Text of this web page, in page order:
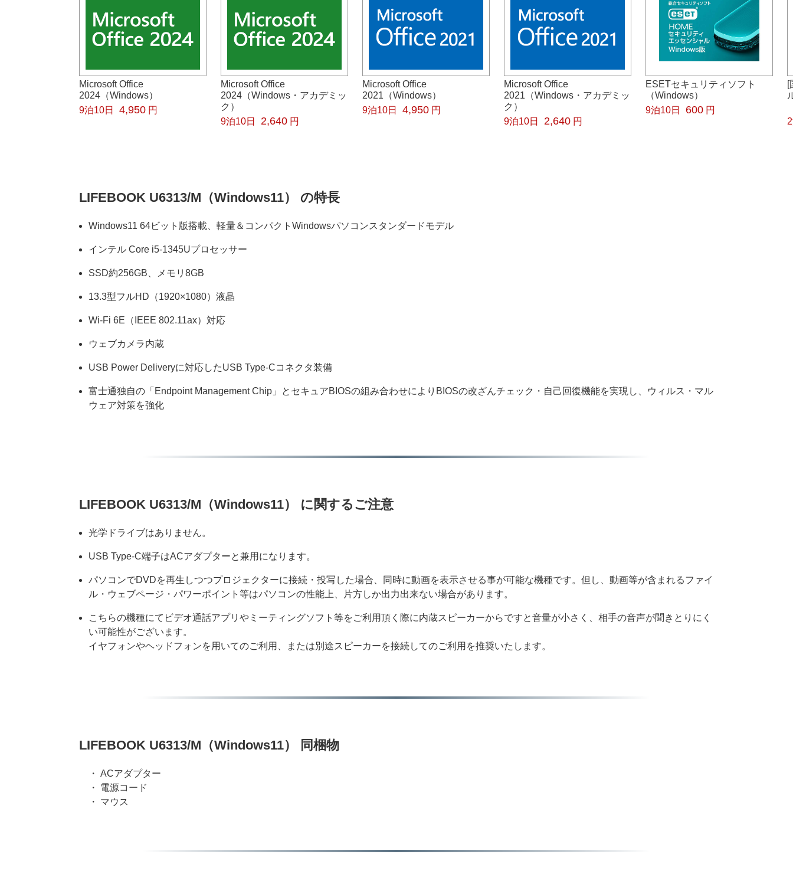
Microsoft Office
2024（Windows）
9泊10日
4,950 円
Microsoft Office
2024（Windows・アカデミッ
ク）
9泊10日
2,640 円
Microsoft Office
2021（Windows）
9泊10日
4,950 円
Microsoft Office
2021（Windows・アカデミッ
ク）
9泊10日
2,640 円
ESETセキュリティソフト
（Windows）
9泊10日
600 円
[
LIFEBOOK U6313/M（Windows11） の特長
Windows11 64ビット版搭載、軽量＆コンパクトWindowsパソコンスタンダードモデル
インテル Core i5-1345Uプロセッサー
SSD約256GB、メモリ8GB
13.3型フルHD（1920×1080）液晶
Wi-Fi 6E（IEEE 802.11ax）対応
ウェブカメラ内蔵
USB Power Deliveryに対応したUSB Type-Cコネクタ装備
富士通独自の「Endpoint Management Chip」とセキュアBIOSの組み合わせによりBIOSの改ざんチェック・自己回復機能を実現し、ウィルス・マル
ウェア対策を強化
LIFEBOOK U6313/M（Windows11） に関するご注意
光学ドライブはありません。
USB Type-C端子はACアダプターと兼用になります。
パソコンでDVDを再生しつつプロジェクターに接続・投写した場合、同時に動画を表示させる事が可能な機種です。但し、動画等が含まれるファイ
ル・ウェブページ・パワーポイント等はパソコンの性能上、片方しか出力出来ない場合があります。
こちらの機種にてビデオ通話アプリやミーティングソフト等をご利用頂く際に内蔵スピーカーからですと音量が小さく、相手の音声が聞きとりにく
い可能性がございます。
イヤフォンやヘッドフォンを用いてのご利用、または別途スピーカーを接続してのご利用を推奨いたします。
LIFEBOOK U6313/M（Windows11） 同梱物
・ ACアダプター
・ 電源コード
・ マウス